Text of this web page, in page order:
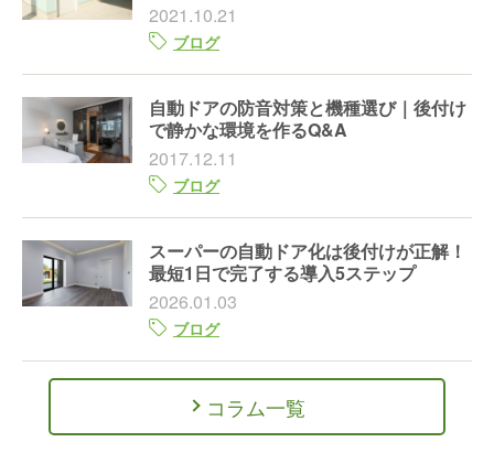
2021.10.21
ブログ
自動ドアの防音対策と機種選び｜後付け
で静かな環境を作るQ&A
2017.12.11
ブログ
スーパーの自動ドア化は後付けが正解！
最短1日で完了する導入5ステップ
2026.01.03
ブログ
コラム一覧